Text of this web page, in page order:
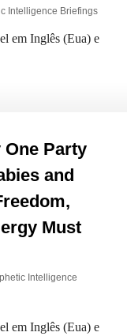
Intelligence Briefings
em Inglês (Eua) e
One Party
and
Must
Intelligence
em Inglês (Eua) e